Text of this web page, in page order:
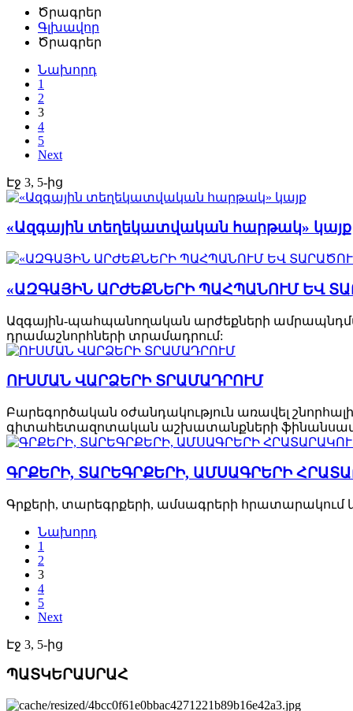
Ծրագրեր
Գլխավոր
Ծրագրեր
Նախորդ
1
2
3
4
5
Next
Էջ 3, 5-ից
«Ազգային տեղեկատվական հարթակ» կայք
«ԱԶԳԱՅԻՆ ԱՐԺԵՔՆԵՐԻ ՊԱՀՊԱՆՈՒՄ ԵՎ
Ազգային-պահպանողական արժեքների
դրամաշնորհների տրամադրում:
ՈՒՍՄԱՆ ՎԱՐՁԵՐԻ ՏՐԱՄԱԴՐՈՒՄ
Բարեգործական օժանդակություն առավել
գիտահետազոտական աշխատանքների
ԳՐՔԵՐԻ, ՏԱՐԵԳՐՔԵՐԻ, ԱՄՍԱԳՐԵՐԻ
Գրքերի, տարեգրքերի, ամսագրերի հրատարակում
Նախորդ
1
2
3
4
5
Next
Էջ 3, 5-ից
ՊԱՏԿԵՐԱՍՐԱՀ